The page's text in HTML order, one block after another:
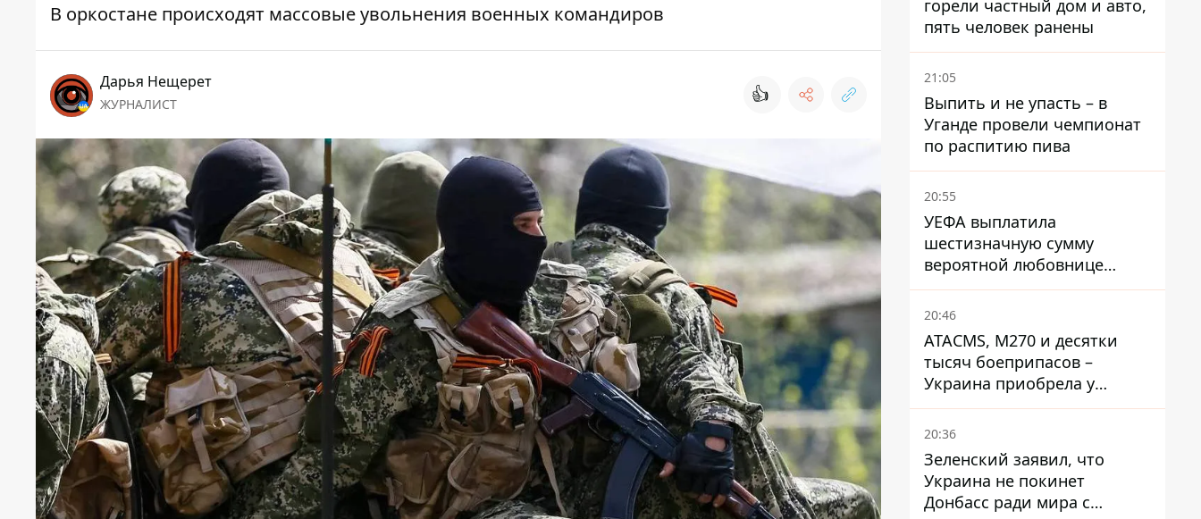
В оркостане происходят массовые увольнения военных командиров
Дарья Нещерет
ЖУРНАЛИСТ 👍
горели частный дом и авто,
пять человек ранены
21:05
Выпить и не упасть – в
Уганде провели чемпионат
по распитию пива
20:55
УЕФА выплатила
шестизначную сумму
вероятной любовнице
Инфантино - The Telegraph
20:46
ATACMS, M270 и десятки
тысяч боеприпасов –
Украина приобрела у
Турции мощный пакет
вооружения
20:36
Зеленский заявил, что
Украина не покинет
Донбасс ради мира с